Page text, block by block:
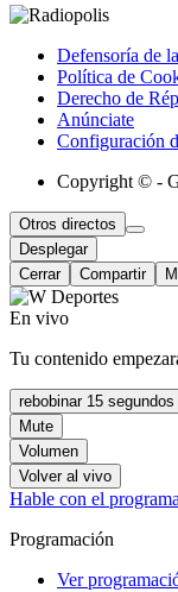
Defensoría de
Política de
Derecho de
Anúnciate
Configuración
Copyright © -
Otros directos
Desplegar
Cerrar
Compartir
En vivo
Tu contenido
rebobinar 15 segundos
Mute
Volumen
Volver al vivo
Hable con el programa
Programación
Ver